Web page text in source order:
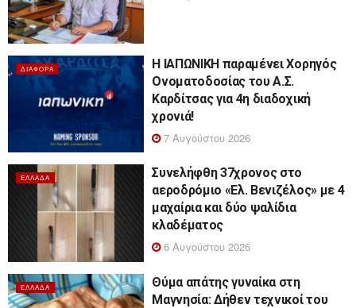
ΔΙΆΦΟΡΑ
Η ΙΑΠΩΝΙΚΗ παραμένει Χορηγός
Ονοματοδοσίας του Α.Σ.
Καρδίτσας για 4η διαδοχική
χρονιά!
7 Αυγούστου 2026
ΕΛΛΆΔΑ
Συνελήφθη 37χρονος στο
αεροδρόμιο «Ελ. Βενιζέλος» με 4
μαχαίρια και δύο ψαλίδια
κλαδέματος
6 Αυγούστου 2026
ΕΛΛΆΔΑ
Θύμα απάτης γυναίκα στη
Μαγνησία: Δήθεν τεχνικοί του